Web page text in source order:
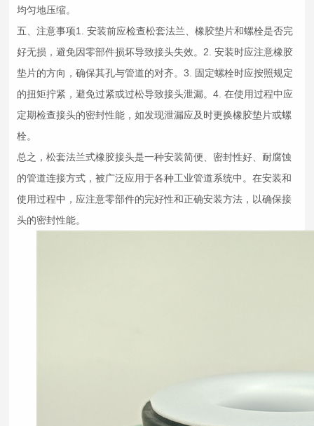
均匀地压缩。
五、注意事项1. 安装前应检查松套法兰、橡胶垫片和螺栓是否完
好无损，避免因零部件损坏导致接头失效。2. 安装时应注意橡胶
垫片的方向，确保其孔与管道的对齐。3. 固定螺栓时应按照规定
的扭矩拧紧，避免过紧或过松导致接头泄漏。4. 在使用过程中应
定期检查接头的密封性能，如发现泄漏应及时更换橡胶垫片或螺
栓。
总之，松套法兰式橡胶接头是一种安装简便、密封性好、耐腐蚀
的管道连接方式，被广泛应用于各种工业管道系统中。在安装和
使用过程中，应注意零部件的完好性和正确安装方法，以确保接
头的密封性能。